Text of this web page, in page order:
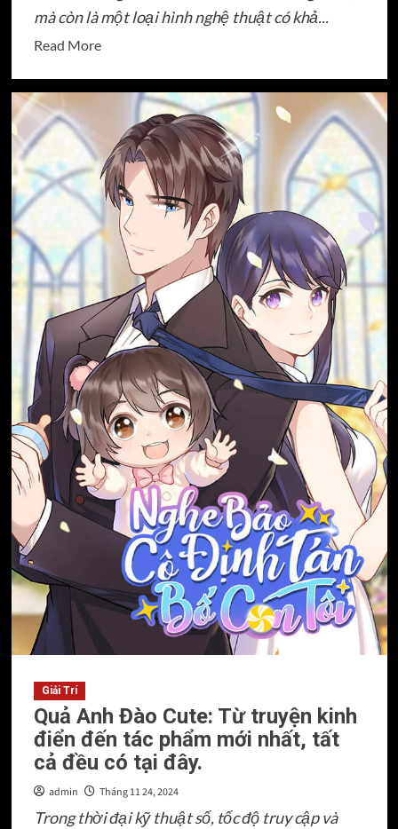
mà còn là một loại hình nghệ thuật có khả...
Read MoreRead
Hay:
Khám
phá
thế
giới
hoạt
hình
Nhật
Bản
Giải Trí
Quả Anh Đào Cute: Từ truyện kinh
điển đến tác phẩm mới nhất, tất
cả đều có tại đây.
admin Tháng 11 24, 2024
Trong thời đại kỹ thuật số, tốc độ truy cập và